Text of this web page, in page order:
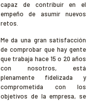
capaz de contribuir en el
empeño de asumir nuevos
retos.
Me da una gran satisfacción
de comprobar que hay gente
que trabaja hace 15 o 20 años
con nosotros, está
plenamente fidelizada y
comprometida con los
objetivos de la empresa, se